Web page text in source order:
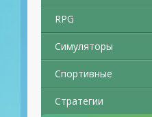
RPG
Симуляторы
Спортивные
Стратегии